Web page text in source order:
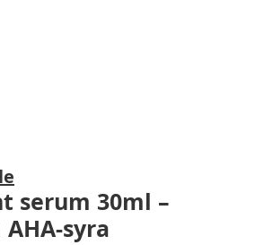
serum 30ml –
syra